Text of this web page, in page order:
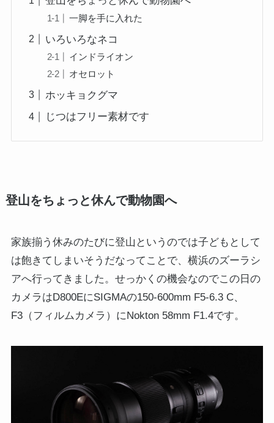
一脚を手に入れた
いろいろなネコ
インドライオン
オセロット
ホッキョクグマ
じつはフリー素材です
登山をちょっと休んで動物園へ
家族揃う休みのたびに登山というのでは子どもとして
は飽きてしまいそうだなってことで、横浜のズーラシ
アへ行ってきました。せっかくの機会なのでこの日の
カメラはD800EにSIGMAの150-600mm F5-6.3 C、
F3（フィルムカメラ）にNokton 58mm F1.4です。